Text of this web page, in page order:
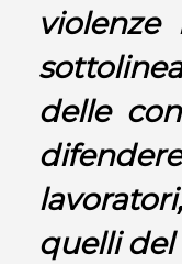
violenze
delle
quelli